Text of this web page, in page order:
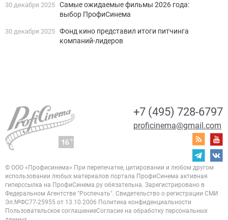
30 декабря 2025 Самые ожидаемые фильмы 2026 года:
выбор ПрофиСинема
30 декабря 2025 Фонд кино представил итоги питчинга
компаний-лидеров
+7 (495) 728-6797
proficinema@gmail.com
© ООО «Профисинема» При перепечатке, цитировании и любом другом
использовании любых материалов портала ПрофиСинема активная
гиперссылка на ПрофиСинема.ру обязательна. Зарегистрировано в
Федеральном Агентстве "Роспечать". Свидетельство о регистрации СМИ
Эл.№ФС77-25955 от 13.10.2006 Политика конфиденциальности
Пользовательское соглашениеСогласие на обработку персональных